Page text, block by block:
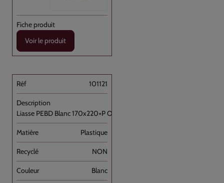
Voir le produit
101121
Liasse PEBD Blanc 170x220+P OD+ [...]
Plastique
NON
Blanc